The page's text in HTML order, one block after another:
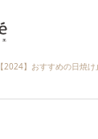
【2024】おすすめの日焼